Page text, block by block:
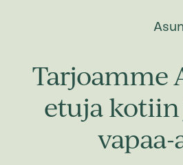
Tarjoamme
etuja kotiin